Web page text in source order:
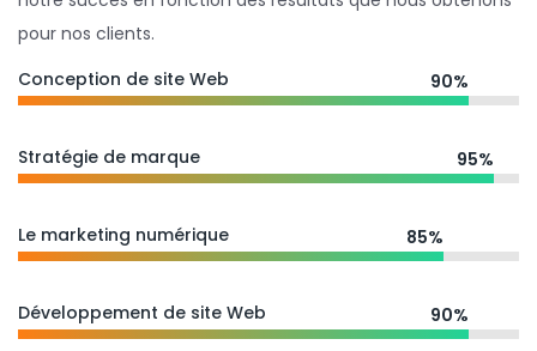
pour nos clients.
Conception de site Web
90%
Stratégie de marque 95%
Le marketing numérique 85%
Développement de site Web 90%